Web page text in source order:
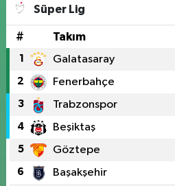
Süper Lig
# Takım
1 Galatasaray
2 Fenerbahçe
3 Trabzonspor
4 Beşiktaş
5 Göztepe
6 Başakşehir